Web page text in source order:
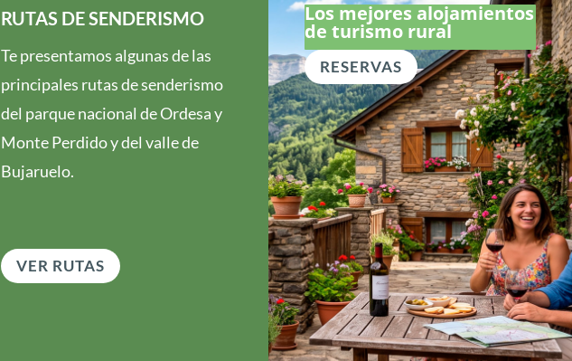
RUTAS DE SENDERISMO
Te presentamos algunas de las
principales rutas de senderismo
del parque nacional de Ordesa y
Monte Perdido y del valle de
Bujaruelo.
VER RUTAS
Los mejores alojamientos
de turismo rural
RESERVAS